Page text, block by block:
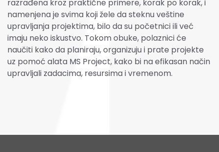
razrađena kroz praktične primere, korak po korak, i
namenjena je svima koji žele da steknu veštine
upravljanja projektima, bilo da su početnici ili već
imaju neko iskustvo. Tokom obuke, polaznici će
naučiti kako da planiraju, organizuju i prate projekte
uz pomoć alata MS Project, kako bi na efikasan način
upravljali zadacima, resursima i vremenom.